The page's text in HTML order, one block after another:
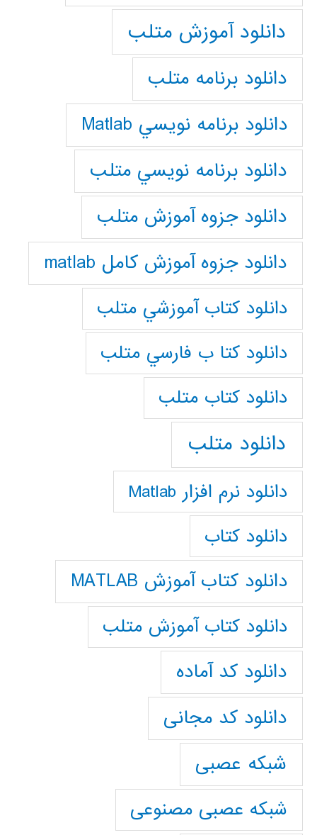
دانلود آموزش متلب
دانلود برنامه متلب
دانلود برنامه نويسي Matlab
دانلود برنامه نويسي متلب
دانلود جزوه آموزش متلب
دانلود جزوه آموزش کامل matlab
دانلود كتاب آموزشي متلب
دانلود كتا ب فارسي متلب
دانلود كتاب متلب
دانلود متلب
دانلود نرم افزار Matlab
دانلود کتاب
دانلود کتاب آموزش MATLAB
دانلود کتاب آموزش متلب
دانلود کد آماده
دانلود کد مجانی
شبکه عصبی
شبکه عصبی مصنوعی